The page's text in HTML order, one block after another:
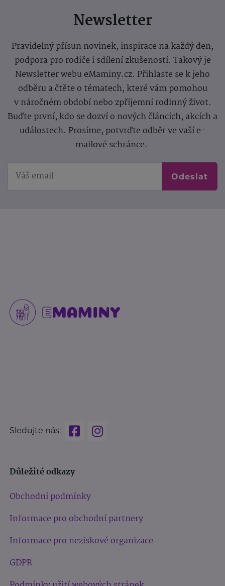
Newsletter
Pravidelný přísun novinek, inspirace na každý den,
podpora pro rodiče i sdílení zkušeností. Takový je
Newsletter webu eMaminy.cz. Přihlaste se k jeho
odběru a čtěte o tématech, které vám pomohou
v náročném období nebo zpříjemní rodinný život.
Buďte první, kdo se dozví o nových článcích, akcích a
událostech. Prosíme, potvrďte odběr ve vaší e-
mailové schránce.
Odeslat
Sledujte nás:
Důležité odkazy
Obchodní podmínky
Informace pro obchodní partnery
Informace pro neziskové organizace
GDPR